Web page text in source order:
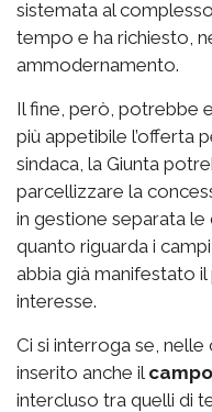
sistemata al
tempo e ha richiesto,
ammodernamento.
Il fine, però, potrebbe
più appetibile l’offerta
sindaca, la Giunta
parcellizzare la
in gestione separata
quanto riguarda i
abbia già manifestato
interesse.
Ci si interroga se,
inserito anche il
intercluso tra quelli di